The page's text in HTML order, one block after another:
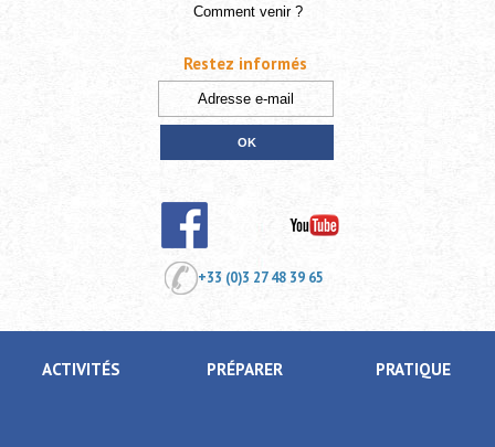
Comment venir ?
+33 (0)3 27 48 39 65
ACTIVITÉS PRÉPARER PRATIQUE
Restez informés